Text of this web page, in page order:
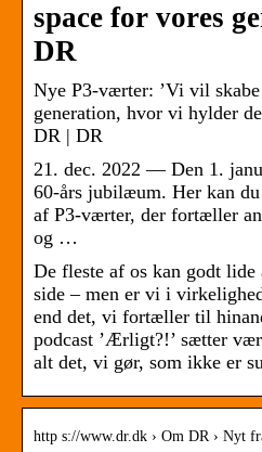
space for vores
DR
Nye P3-værter: ’Vi vil
generation, hvor vi hylder
DR | DR
21. dec. 2022 — Den 1.
60-års jubilæum. Her kan
af P3-værter, der fortæller
og …
De fleste af os kan godt lide
side – men er vi i
end det, vi fortæller til
podcast ’Ærligt?!’ sætter
alt det, vi gør, som ikke er
http s://www.dr.dk › Om DR › Nyt